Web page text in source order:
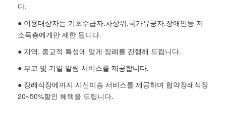
다.
● 이용대상자는 기초수급자.차상위.국가유공자.장애인등 저
소득층에게만 제한 됩니다.
● 지역, 종교적 특성에 맞게 장례를 진행해 드립니다.
● 부고 및 기일 알림 서비스를 제공합니다.
● 장례식장에까지 시신이송 서비스를 제공하며 협약장례식장
20~50%할인 혜택을 드립니다.